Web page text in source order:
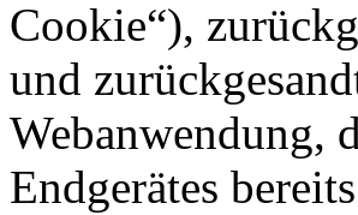
Cookie“),
und
Webanwendung,
Endgerätes